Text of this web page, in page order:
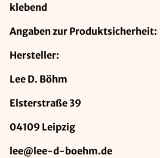
klebend
Angaben zur Produktsicherheit:
Hersteller:
Lee D. Böhm
Elsterstraße 39
04109 Leipzig
lee@lee-d-boehm.de